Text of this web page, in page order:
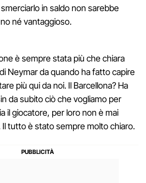
in saldo non sarebbe
né vantaggioso.
è sempre stata più che chiara
Neymar da quando ha fatto capire
più qui da noi. Il Barcellona? Ha
da subito ciò che vogliamo per
il giocatore, per loro non è mai
tutto è stato sempre molto chiaro.